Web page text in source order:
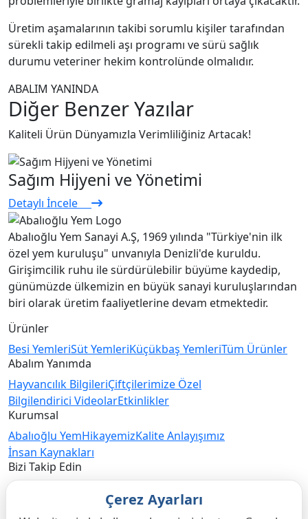
Üretim aşamalarının takibi sorumlu kişiler tarafından
sürekli takip edilmeli aşı programı ve sürü sağlık
durumu veteriner hekim kontrolünde olmalıdır.
ABALIM YANINDA
Diğer Benzer Yazılar
Kaliteli Ürün Dünyamızla Verimliliğiniz Artacak!
Sağım Hijyeni ve Yönetimi
Detaylı İncele
Abalıoğlu Yem Sanayi A.Ş, 1969 yılında "Türkiye'nin ilk
özel yem kuruluşu" unvanıyla Denizli'de kuruldu.
Girişimcilik ruhu ile sürdürülebilir büyüme kaydedip,
günümüzde ülkemizin en büyük sanayi kuruluşlarından
biri olarak üretim faaliyetlerine devam etmektedir.
Ürünler
Besi YemleriSüt YemleriKüçükbaş YemleriTüm Ürünler
Abalım Yanımda
Hayvancılık BilgileriÇiftçilerimize Özel
Bilgilendirici VideolarEtkinlikler
Kurumsal
Abalıoğlu YemHikayemizKalite Anlayışımız
İnsan Kaynakları
Bizi Takip Edin
Çerez Ayarları